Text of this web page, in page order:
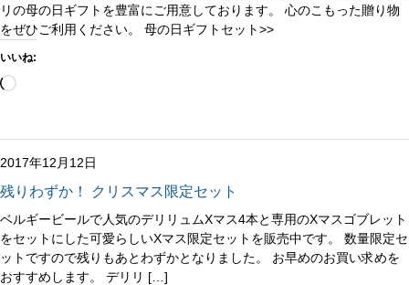
リの母の日ギフトを豊富にご用意しております。 心のこもった贈り物
をぜひご利用ください。 母の日ギフトセット>>
いいね:
読
み
中…
2017年12月12日
残りわずか！ クリスマス限定セット
ベルギービールで人気のデリリュムXマス4本と専用のXマスゴブレット
をセットにした可愛らしいXマス限定セットを販売中です。 数量限定セ
ットですので残りもあとわずかとなりました。 お早めのお買い求めを
おすすめします。 デリリ […]